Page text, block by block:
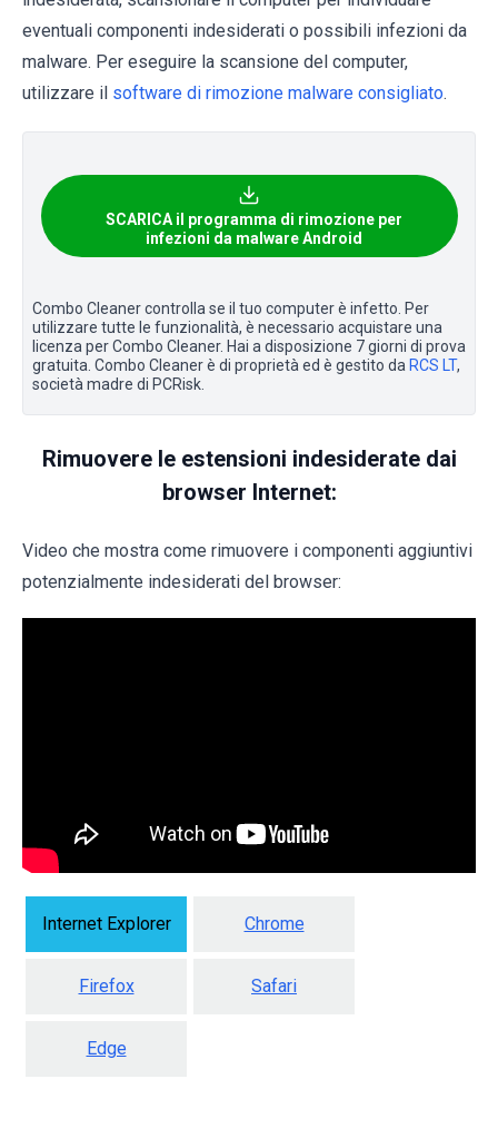
eventuali componenti indesiderati o possibili infezioni da
malware. Per eseguire la scansione del computer,
utilizzare il software di rimozione malware consigliato.
SCARICA il programma di rimozione per
infezioni da malware Android
Combo Cleaner controlla se il tuo computer è infetto. Per
utilizzare tutte le funzionalità, è necessario acquistare una
licenza per Combo Cleaner. Hai a disposizione 7 giorni di prova
gratuita. Combo Cleaner è di proprietà ed è gestito da RCS LT,
società madre di PCRisk.
Rimuovere le estensioni indesiderate dai
browser Internet:
Video che mostra come rimuovere i componenti aggiuntivi
potenzialmente indesiderati del browser:
Internet Explorer Chrome
Firefox Safari
Edge